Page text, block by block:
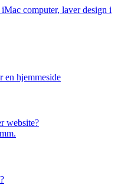
website?